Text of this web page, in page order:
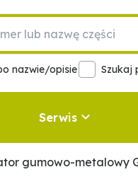
nazwie/opisie Szukaj
Serwis
gumowo-metalowy